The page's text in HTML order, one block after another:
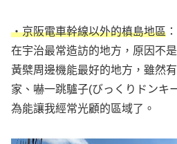
・京阪電車幹線以外的槙島地區
在宇治最常造訪的地方，原因不
黃檗周邊機能最好的地方，雖然
家、嚇一跳驢子(びっくりドンキ
為能讓我經常光顧的區域了。